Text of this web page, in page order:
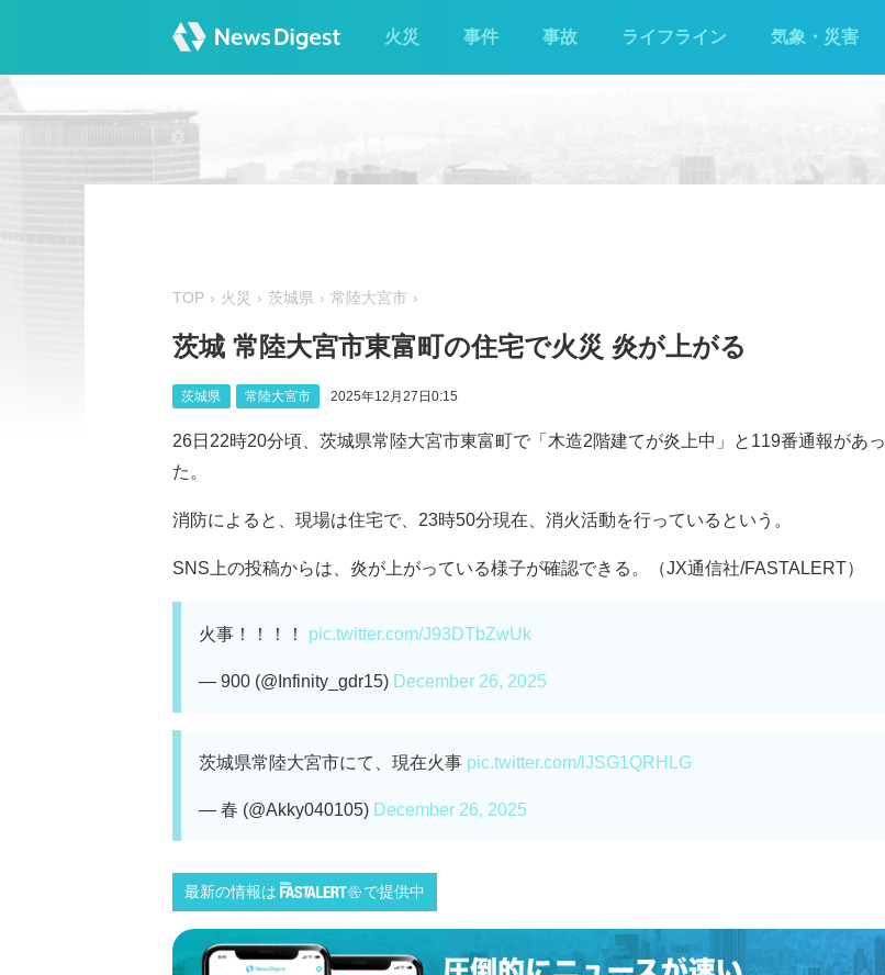
火災 事件 事故 ライフライン 気象・災害
TOP 火災 茨城県 常陸大宮市
茨城 常陸大宮市東富町の住宅で火災 炎が上がる
茨城県 常陸大宮市 2025年12月27日0:15
26日22時20分頃、茨城県常陸大宮市東富町で「木造2階建てが炎上中」と119番通報があっ
た。
消防によると、現場は住宅で、23時50分現在、消火活動を行っているという。
SNS上の投稿からは、炎が上がっている様子が確認できる。（JX通信社/FASTALERT）
火事！！！！ pic.twitter.com/J93DTbZwUk
— 900 (@Infinity_gdr15) December 26, 2025
茨城県常陸大宮市にて、現在火事 pic.twitter.com/lJSG1QRHLG
— 春 (@Akky040105) December 26, 2025
最新の情報は で提供中